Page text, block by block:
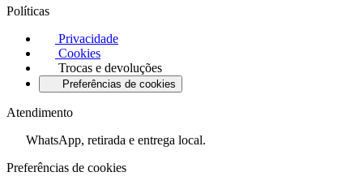
Políticas
Privacidade
Cookies
Trocas e devoluções
Preferências de cookies
Atendimento
WhatsApp, retirada e entrega local.
Preferências de cookies